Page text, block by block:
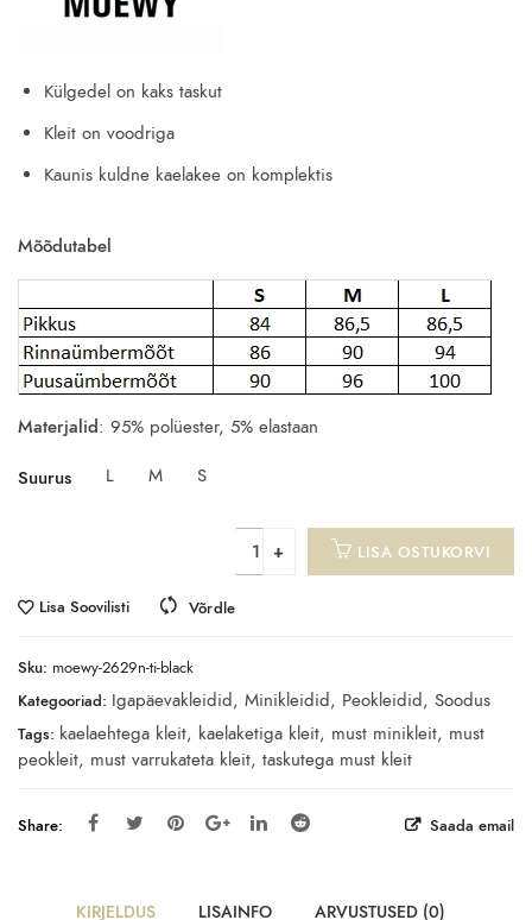
Külgedel on kaks taskut
Kleit on voodriga
Kaunis kuldne kaelakee on komplektis
Mõõdutabel
Materjalid: 95% polüester, 5% elastaan
Suurus L M S
LISA OSTUKORVI
Lisa Soovilisti Võrdle
Sku: moewy-2629n-ti-black
Kategooriad: Igapäevakleidid, Minikleidid, Peokleidid, Soodus
Tags: kaelaehtega kleit, kaelaketiga kleit, must minikleit, must
peokleit, must varrukateta kleit, taskutega must kleit
Share: Saada email
KIRJELDUS LISAINFO ARVUSTUSED (0)